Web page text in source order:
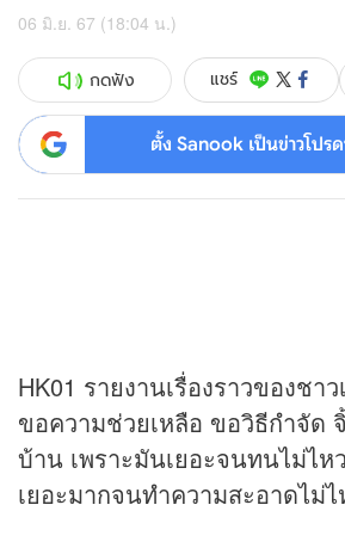
06 มิ.ย. 67 (18:04 น.)
กดฟัง แชร์
ตั้ง Sanook เป็นข่าวโป
HK01 รายงานเรื่องราวของชา
ขอความช่วยเหลือ ขอวิธีกำจัด
บ้าน เพราะมันเยอะจนทนไม่ไห
เยอะมากจนทำความสะอาดไม่